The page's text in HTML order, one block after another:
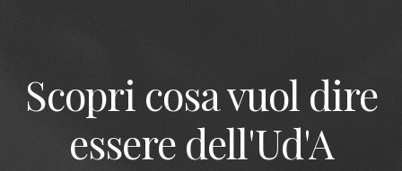
Scopri cosa vuol dire
essere dell'Ud'A